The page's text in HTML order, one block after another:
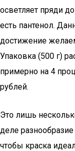
осветляет пряди
есть пантенол.
достижение
Упаковка (500 г)
примерно на 4
рублей.
Это лишь
деле
чтобы краска